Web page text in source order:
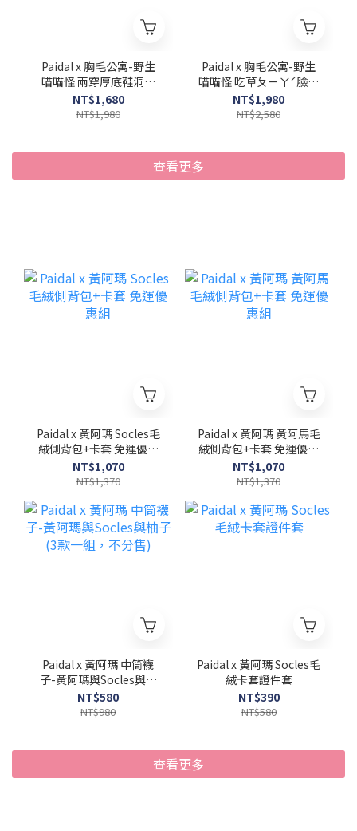
Paidal x 胸毛公寓-野生
喵喵怪 兩穿厚底鞋洞洞
鞋- 女男款(含4款鞋釦一
組，不分售)
NT$1,680
NT$1,980
Paidal x 胸毛公寓-野生
喵喵怪 吃草ㄆㄧㄚˊ臉跳
色帆布後背包
NT$1,980
NT$2,580
查看更多
Paidal x 黃阿瑪 Socles毛
絨側背包+卡套 免運優惠
組
NT$1,070
NT$1,370
Paidal x 黃阿瑪 黃阿馬毛
絨側背包+卡套 免運優惠
組
NT$1,070
NT$1,370
Paidal x 黃阿瑪 中筒襪
子-黃阿瑪與Socles與柚
子(3款一組，不分售)
NT$580
NT$980
Paidal x 黃阿瑪 Socles毛
絨卡套證件套
NT$390
NT$580
查看更多